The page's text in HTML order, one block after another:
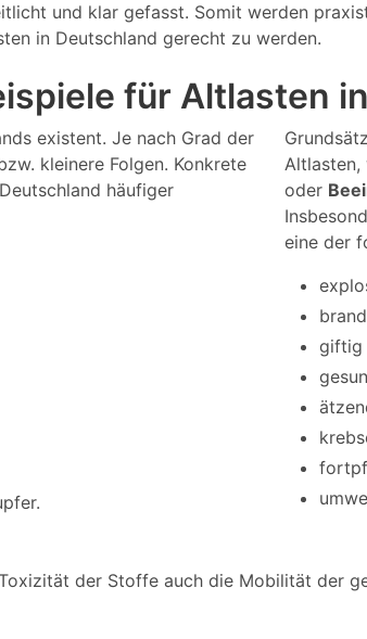
und klar gefasst. Somit werden
in Deutschland gerecht zu werden.
für Altlasten
existent. Je nach Grad der
kleinere Folgen. Konkrete
häufiger
Altlasten,
oder
eine der
giftig
der Stoffe auch die Mobilität der